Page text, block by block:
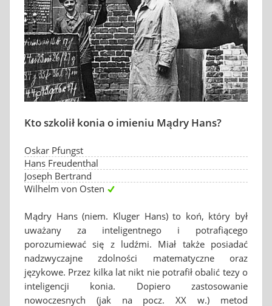
Kto szkolił konia o imieniu Mądry Hans?
Oskar Pfungst
Hans Freudenthal
Joseph Bertrand
Wilhelm von Osten
Mądry Hans (niem. Kluger Hans) to koń, który był
uważany za inteligentnego i potrafiącego
porozumiewać się z ludźmi. Miał także posiadać
nadzwyczajne zdolności matematyczne oraz
językowe. Przez kilka lat nikt nie potrafił obalić tezy o
inteligencji konia. Dopiero zastosowanie
nowoczesnych (jak na pocz. XX w.) metod